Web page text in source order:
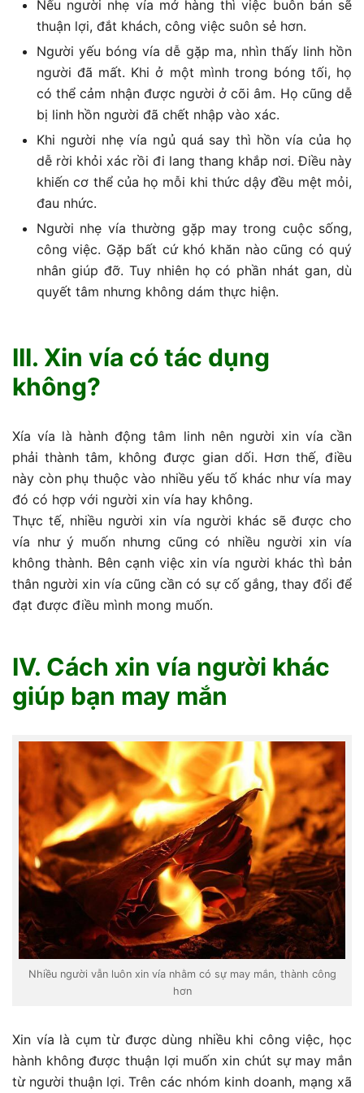
Nếu người nhẹ vía mở hàng thì việc buôn bán sẽ
thuận lợi, đắt khách, công việc suôn sẻ hơn.
Người yếu bóng vía dễ gặp ma, nhìn thấy linh hồn
người đã mất. Khi ở một mình trong bóng tối, họ
có thể cảm nhận được người ở cõi âm. Họ cũng dễ
bị linh hồn người đã chết nhập vào xác.
Khi người nhẹ vía ngủ quá say thì hồn vía của họ
dễ rời khỏi xác rồi đi lang thang khắp nơi. Điều này
khiến cơ thể của họ mỗi khi thức dậy đều mệt mỏi,
đau nhức.
Người nhẹ vía thường gặp may trong cuộc sống,
công việc. Gặp bất cứ khó khăn nào cũng có quý
nhân giúp đỡ. Tuy nhiên họ có phần nhát gan, dù
quyết tâm nhưng không dám thực hiện.
III. Xin vía có tác dụng
không?
Xía vía là hành động tâm linh nên người xin vía cần
phải thành tâm, không được gian dối. Hơn thế, điều
này còn phụ thuộc vào nhiều yếu tố khác như vía may
đó có hợp với người xin vía hay không.
Thực tế, nhiều người xin vía người khác sẽ được cho
vía như ý muốn nhưng cũng có nhiều người xin vía
không thành. Bên cạnh việc xin vía người khác thì bản
thân người xin vía cũng cần có sự cố gắng, thay đổi để
đạt được điều mình mong muốn.
IV. Cách xin vía người khác
giúp bạn may mắn
Nhiều người vẫn luôn xin vía nhằm có sự may mắn, thành công
hơn
Xin vía là cụm từ được dùng nhiều khi công việc, học
hành không được thuận lợi muốn xin chút sự may mắn
từ người thuận lợi. Trên các nhóm kinh doanh, mạng xã